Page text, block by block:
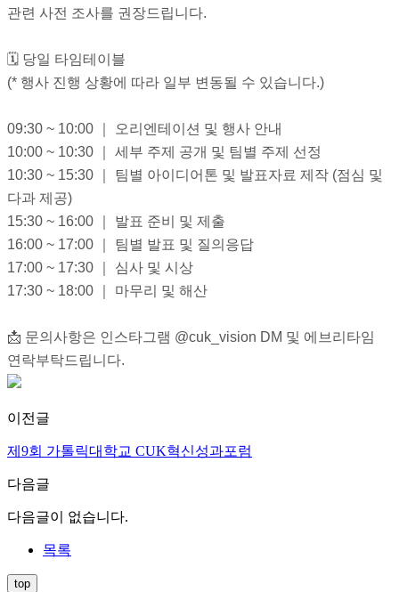
관련 사전 조사를 권장드립니다.
🗓 당일 타임테이블
(* 행사 진행 상황에 따라 일부 변동될 수 있습니다.)
09:30 ~ 10:00 ｜ 오리엔테이션 및 행사 안내
10:00 ~ 10:30 ｜ 세부 주제 공개 및 팀별 주제 선정
10:30 ~ 15:30 ｜ 팀별 아이디어톤 및 발표자료 제작 (점심 및
다과 제공)
15:30 ~ 16:00 ｜ 발표 준비 및 제출
16:00 ~ 17:00 ｜ 팀별 발표 및 질의응답
17:00 ~ 17:30 ｜ 심사 및 시상
17:30 ~ 18:00 ｜ 마무리 및 해산
📩 문의사항은 인스타그램 @cuk_vision DM 및 에브리타임
연락부탁드립니다.
이전글
제9회 가톨릭대학교 CUK혁신성과포럼
다음글
다음글이 없습니다.
목록
top